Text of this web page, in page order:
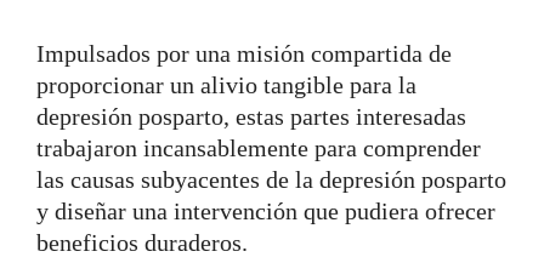
Impulsados por una misión compartida de
proporcionar un alivio tangible para la
depresión posparto, estas partes interesadas
trabajaron incansablemente para comprender
las causas subyacentes de la depresión posparto
y diseñar una intervención que pudiera ofrecer
beneficios duraderos.